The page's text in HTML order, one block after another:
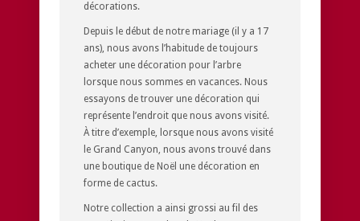
décorations.
Depuis le début de notre mariage (il y a 17
ans), nous avons l’habitude de toujours
acheter une décoration pour l’arbre
lorsque nous sommes en vacances. Nous
essayons de trouver une décoration qui
représente l’endroit que nous avons visité.
À titre d’exemple, lorsque nous avons visité
le Grand Canyon, nous avons trouvé dans
une boutique de Noël une décoration en
forme de cactus.
Notre collection a ainsi grossi au fil des